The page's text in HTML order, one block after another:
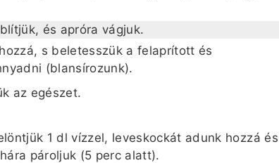
és apróra vágjuk.
s beletesszük a felaprított és
(blansírozunk).
az egészet.
1 dl vízzel, leveskockát adunk hozzá és
pároljuk (5 perc alatt).